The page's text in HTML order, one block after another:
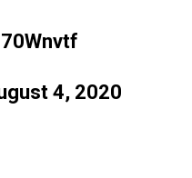
4, 2020